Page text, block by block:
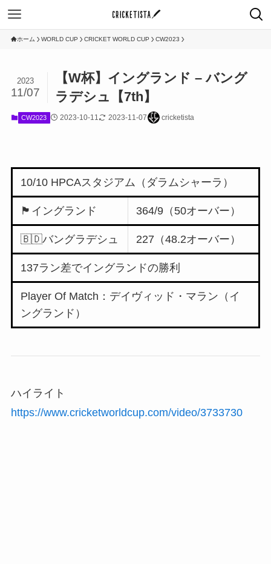
ホーム WORLD CUP CRICKET WORLD CUP CW2023
【W杯】イングランド – バング
ラデシュ【7th】
2023
11/07
CW2023 2023-10-11 2023-11-07 cricketista
10/10 HPCAスタジアム（ダラムシャーラ）
🏴󠁧󠁢󠁥󠁮󠁧󠁿イングランド 364/9（50オーバー）
🇧🇩バングラデシュ 227（48.2オーバー）
137ラン差でイングランドの勝利
Player Of Match：デイヴィッド・マラン（イ
ングランド）
ハイライト
https://www.cricketworldcup.com/video/3733730